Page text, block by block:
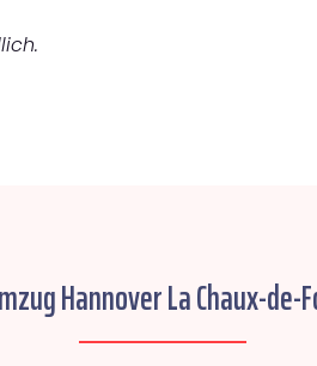
Hannover La Chaux-